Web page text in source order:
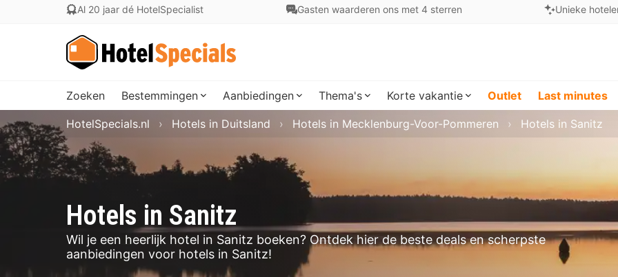
Al 20 jaar dé HotelSpecialist Gasten waarderen ons met 4 sterren Unieke
Zoeken Bestemmingen Aanbiedingen Thema's Korte vakantie Outlet Last minutes
Hotels in Sanitz
Wil je een heerlijk hotel in Sanitz boeken? Ontdek hier de beste deals en scherpste
aanbiedingen voor hotels in Sanitz!
HotelSpecials.nl Hotels in Duitsland Hotels in Mecklenburg-Voor-Pommeren Hotels in Sanitz